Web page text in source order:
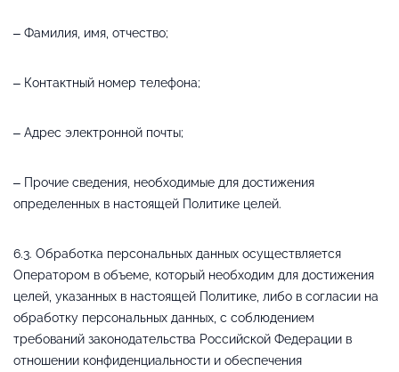
– Фамилия, имя, отчество;
– Контактный номер телефона;
– Адрес электронной почты;
– Прочие сведения, необходимые для достижения
определенных в настоящей Политике целей.
6.3. Обработка персональных данных осуществляется
Оператором в объеме, который необходим для достижения
целей, указанных в настоящей Политике, либо в согласии на
обработку персональных данных, с соблюдением
требований законодательства Российской Федерации в
отношении конфиденциальности и обеспечения